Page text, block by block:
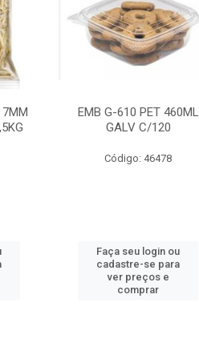
7MM
EMB G-610 PET 460ML
GALV C/120
Código: 46478
Faça seu login ou
cadastre-se para
ver preços e
comprar